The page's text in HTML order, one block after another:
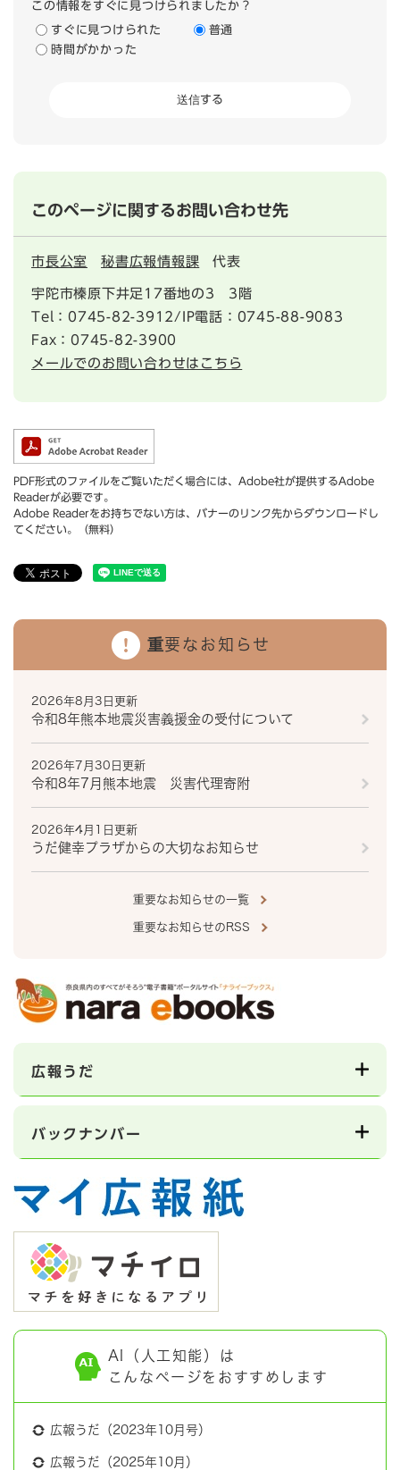
この情報をすぐに見つけられましたか？
すぐに見つけられた
普通
時間がかかった
このページに関するお問い合わせ先
市長公室 秘書広報情報課 代表
宇陀市榛原下井足17番地の3 3階
Tel：0745-82-3912/IP電話：0745-88-9083
Fax：0745-82-3900
メールでのお問い合わせはこちら
PDF形式のファイルをご覧いただく場合には、Adobe社が提供するAdobe
Readerが必要です。
Adobe Readerをお持ちでない方は、バナーのリンク先からダウンロードし
てください。（無料）
重要なお知らせ
2026年8月3日更新
令和8年熊本地震災害義援金の受付について
2026年7月30日更新
令和8年7月熊本地震 災害代理寄附
2026年4月1日更新
うだ健幸プラザからの大切なお知らせ
重要なお知らせの一覧
重要なお知らせのRSS
広報うだ
バックナンバー
AI（人工知能）は
こんなページをおすすめします
広報うだ（2023年10月号）
広報うだ（2025年10月）